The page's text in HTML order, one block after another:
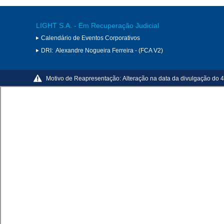
LIGHT S.A. - Em Recuperação Judicial
Calendário de Eventos Corporativos
DRI: Alexandre Nogueira Ferreira - (FCA V2)
Motivo de Reapresentação: Alteração na data da divulgação do